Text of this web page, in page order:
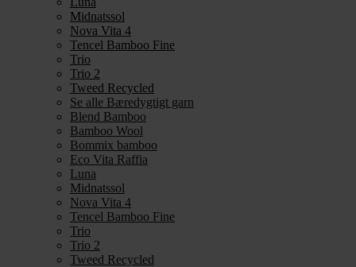
Midnatssol
Nova Vita 4
Tencel Bamboo Fine
Trio
Trio 2
Tweed Recycled
Se alle Bæredygtigt garn
Blend Bamboo
Bamboo Wool
Bommix bamboo
Eco Vita Raffia
Luna
Midnatssol
Nova Vita 4
Tencel Bamboo Fine
Trio
Trio 2
Tweed Recycled